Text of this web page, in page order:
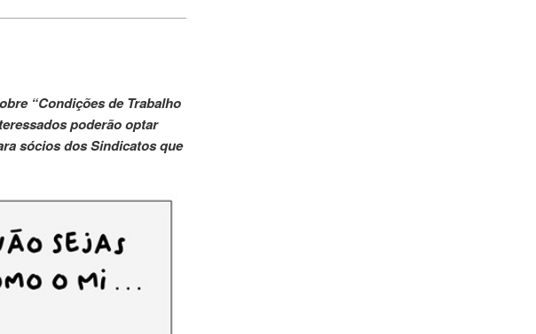
“Condições de Trabalho
poderão optar
sócios dos Sindicatos que